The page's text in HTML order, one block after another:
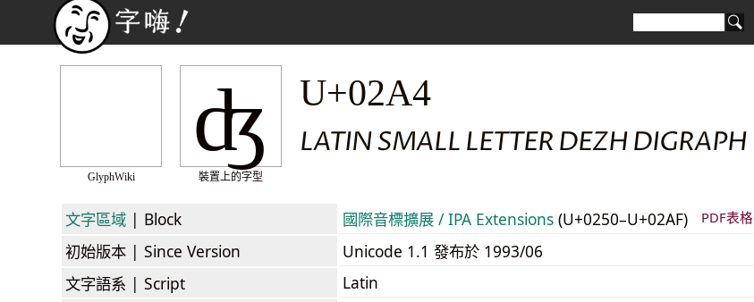
GlyphWiki
ʤ
裝置上的字型
U+02A4
LATIN SMALL LETTER DEZH DIGRAPH
文字區域 | Block 國際音標擴展 / IPA Extensions (U+0250–U+02AF) PDF表格
初始版本 | Since Version
Unicode 1.1 發布於 1993/06
文字語系 | Script
Latin